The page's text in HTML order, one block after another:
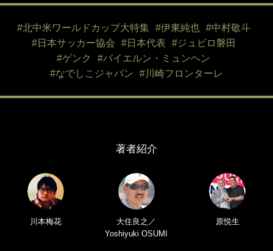
#北中米ワールドカップ大特集 #伊東純也
#中村敬斗
#日本サッカー協会
#日本代表
#ジュビロ磐田
#ゲンク
#バイエルン・ミュンヘン
#なでしこジャパン
#川崎フロンターレ
著者紹介
川本梅花
大住良之／
Yoshiyuki OSUMI
原悦生